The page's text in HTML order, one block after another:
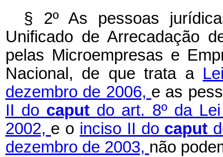
§ 2º As pessoas
Unificado de Arrecadação
pelas Microempresas e
Nacional, de que trata a
dezembro de 2006, e as
II do caput do art. 8º da
2002, e o inciso II do caput
dezembro de 2003, não